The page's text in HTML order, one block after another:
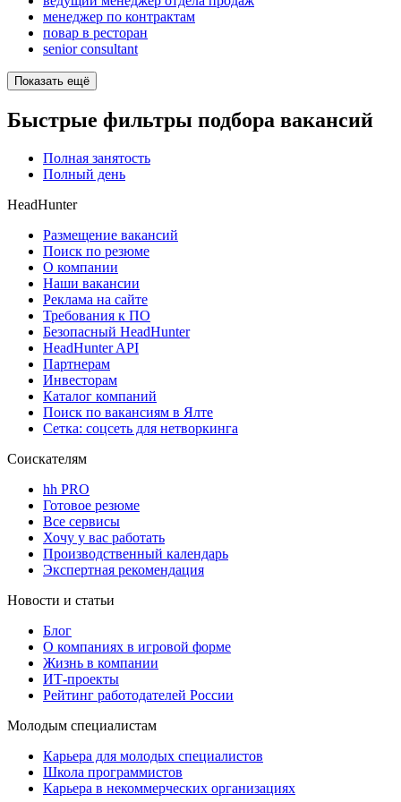
менеджер по контрактам
повар в ресторан
senior consultant
Показать ещё
Быстрые фильтры подбора вакансий
Полная занятость
Полный день
HeadHunter
Размещение вакансий
Поиск по резюме
О компании
Наши вакансии
Реклама на сайте
Требования к ПО
Безопасный HeadHunter
HeadHunter API
Партнерам
Инвесторам
Каталог компаний
Поиск по вакансиям в Ялте
Сетка: соцсеть для нетворкинга
Соискателям
hh PRO
Готовое резюме
Все сервисы
Хочу у вас работать
Производственный календарь
Экспертная рекомендация
Новости и статьи
Блог
О компаниях в игровой форме
Жизнь в компании
ИТ-проекты
Рейтинг работодателей России
Молодым специалистам
Карьера для молодых специалистов
Школа программистов
Карьера в некоммерческих организациях